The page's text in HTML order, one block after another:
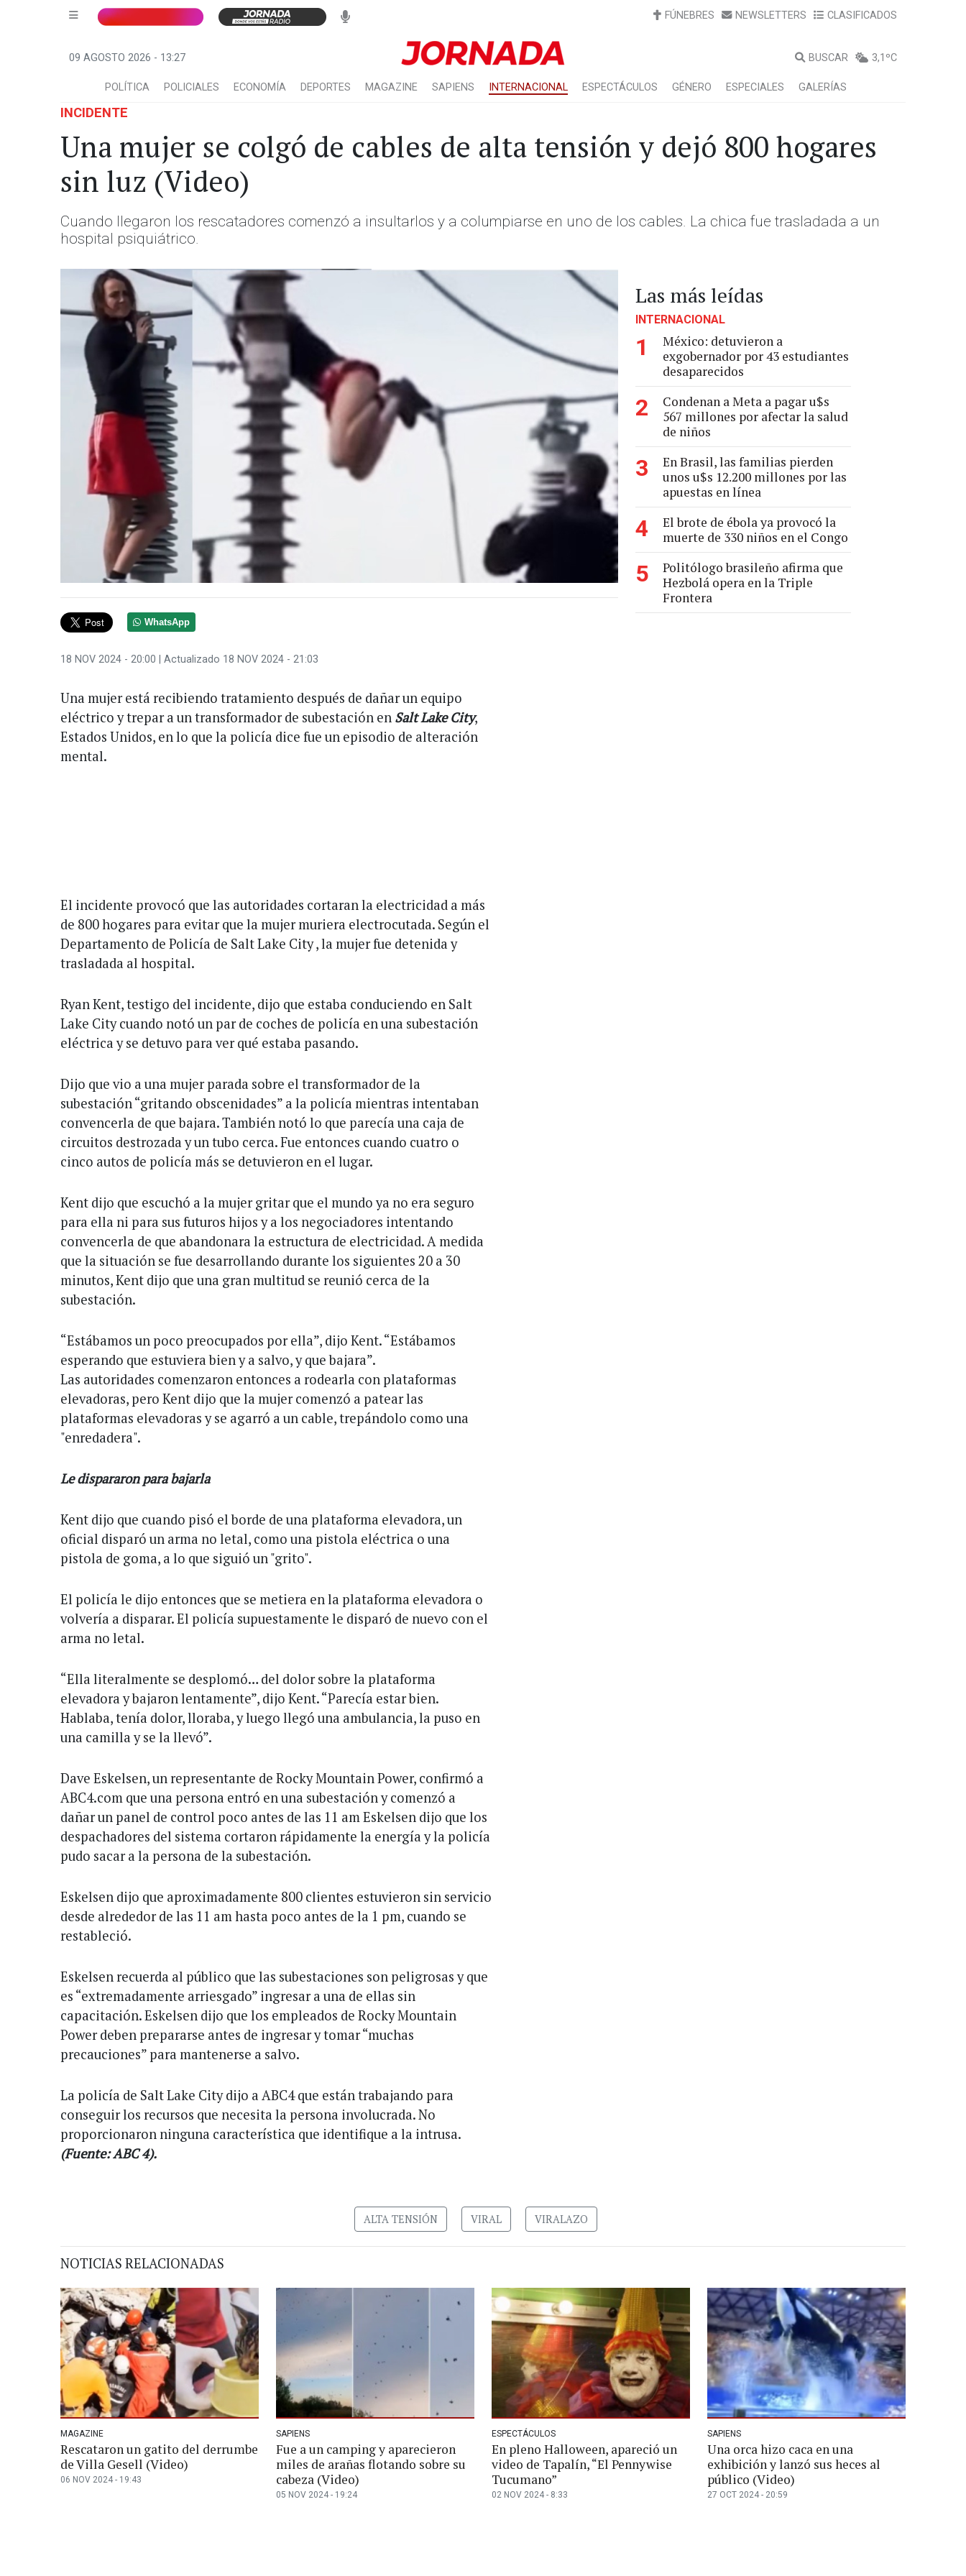
FÚNEBRES NEWSLETTERS CLASIFICADOS
09 AGOSTO 2026 - 13:27 BUSCAR 3,1ºC
POLÍTICA POLICIALES ECONOMÍA DEPORTES MAGAZINE SAPIENS INTERNACIONAL ESPECTÁCULOS GÉNERO ESPECIALES GALERÍAS
INCIDENTE
Una mujer se colgó de cables de alta tensión y dejó 800 hogares
sin luz (Video)
Cuando llegaron los rescatadores comenzó a insultarlos y a columpiarse en uno de los cables. La chica fue trasladada a un
hospital psiquiátrico.
WhatsApp
18 NOV 2024 - 20:00 | Actualizado 18 NOV 2024 - 21:03
Una mujer está recibiendo tratamiento después de dañar un equipo
eléctrico y trepar a un transformador de subestación en Salt Lake City,
Estados Unidos, en lo que la policía dice fue un episodio de alteración
mental.
El incidente provocó que las autoridades cortaran la electricidad a más
de 800 hogares para evitar que la mujer muriera electrocutada. Según el
Departamento de Policía de Salt Lake City , la mujer fue detenida y
trasladada al hospital.
Ryan Kent, testigo del incidente, dijo que estaba conduciendo en Salt
Lake City cuando notó un par de coches de policía en una subestación
eléctrica y se detuvo para ver qué estaba pasando.
Dijo que vio a una mujer parada sobre el transformador de la
subestación “gritando obscenidades” a la policía mientras intentaban
convencerla de que bajara. También notó lo que parecía una caja de
circuitos destrozada y un tubo cerca. Fue entonces cuando cuatro o
cinco autos de policía más se detuvieron en el lugar.
Kent dijo que escuchó a la mujer gritar que el mundo ya no era seguro
para ella ni para sus futuros hijos y a los negociadores intentando
convencerla de que abandonara la estructura de electricidad. A medida
que la situación se fue desarrollando durante los siguientes 20 a 30
minutos, Kent dijo que una gran multitud se reunió cerca de la
subestación.
“Estábamos un poco preocupados por ella”, dijo Kent. “Estábamos
esperando que estuviera bien y a salvo, y que bajara”.
Las autoridades comenzaron entonces a rodearla con plataformas
elevadoras, pero Kent dijo que la mujer comenzó a patear las
plataformas elevadoras y se agarró a un cable, trepándolo como una
"enredadera".
Le dispararon para bajarla
Kent dijo que cuando pisó el borde de una plataforma elevadora, un
oficial disparó un arma no letal, como una pistola eléctrica o una
pistola de goma, a lo que siguió un "grito".
El policía le dijo entonces que se metiera en la plataforma elevadora o
volvería a disparar. El policía supuestamente le disparó de nuevo con el
arma no letal.
“Ella literalmente se desplomó… del dolor sobre la plataforma
elevadora y bajaron lentamente”, dijo Kent. “Parecía estar bien.
Hablaba, tenía dolor, lloraba, y luego llegó una ambulancia, la puso en
una camilla y se la llevó”.
Dave Eskelsen, un representante de Rocky Mountain Power, confirmó a
ABC4.com que una persona entró en una subestación y comenzó a
dañar un panel de control poco antes de las 11 am Eskelsen dijo que los
despachadores del sistema cortaron rápidamente la energía y la policía
pudo sacar a la persona de la subestación.
Eskelsen dijo que aproximadamente 800 clientes estuvieron sin servicio
desde alrededor de las 11 am hasta poco antes de la 1 pm, cuando se
restableció.
Eskelsen recuerda al público que las subestaciones son peligrosas y que
es “extremadamente arriesgado” ingresar a una de ellas sin
capacitación. Eskelsen dijo que los empleados de Rocky Mountain
Power deben prepararse antes de ingresar y tomar “muchas
precauciones” para mantenerse a salvo.
La policía de Salt Lake City dijo a ABC4 que están trabajando para
conseguir los recursos que necesita la persona involucrada. No
proporcionaron ninguna característica que identifique a la intrusa.
(Fuente: ABC 4).
Las más leídas
INTERNACIONAL
1
México: detuvieron a
exgobernador por 43 estudiantes
desaparecidos
2
Condenan a Meta a pagar u$s
567 millones por afectar la salud
de niños
3
En Brasil, las familias pierden
unos u$s 12.200 millones por las
apuestas en línea
4
El brote de ébola ya provocó la
muerte de 330 niños en el Congo
5
Politólogo brasileño afirma que
Hezbolá opera en la Triple
Frontera
ALTA TENSIÓN VIRAL VIRALAZO
NOTICIAS RELACIONADAS
MAGAZINE
Rescataron un gatito del derrumbe
de Villa Gesell (Video)
06 NOV 2024 - 19:43
SAPIENS
Fue a un camping y aparecieron
miles de arañas flotando sobre su
cabeza (Video)
05 NOV 2024 - 19:24
ESPECTÁCULOS
En pleno Halloween, apareció un
video de Tapalín, “El Pennywise
Tucumano”
02 NOV 2024 - 8:33
SAPIENS
Una orca hizo caca en una
exhibición y lanzó sus heces al
público (Video)
27 OCT 2024 - 20:59